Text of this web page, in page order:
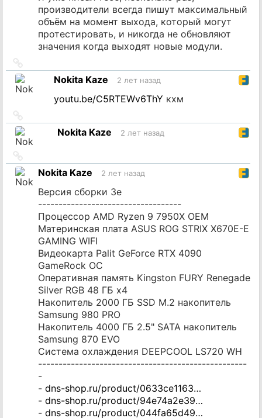
производители всегда пишут максимальный
объём на момент выхода, который могут
протестировать, и никогда не обновляют
значения когда выходят новые модули.
на
источникNokita Kaze 2 лет назад
youtu.be/C5RTEWv6ThY кхм
на
источникNokita Kaze 2 лет назад
на
источник
Nokita Kaze 2 лет назад
Версия сборки 3e
-----------------------------------
Процессор AMD Ryzen 9 7950X OEM
Материнская плата ASUS ROG STRIX X670E-E
GAMING WIFI
Видеокарта Palit GeForce RTX 4090
GameRock OC
Оперативная память Kingston FURY Renegade
Silver RGB 48 ГБ x4
Накопитель 2000 ГБ SSD M.2 накопитель
Samsung 980 PRO
Накопитель 4000 ГБ 2.5" SATA накопитель
Samsung 870 EVO
Система охлаждения DEEPCOOL LS720 WH
---------------------------------------------------
-
- dns-shop.ru/product/0633ce1163…
- dns-shop.ru/product/94e74a2e39…
- dns-shop.ru/product/044fa65d49…